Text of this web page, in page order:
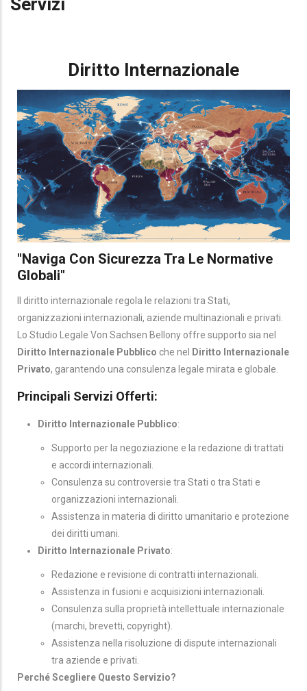
Servizi
Diritto Internazionale
"Naviga Con Sicurezza Tra Le Normative
Globali"
Il diritto internazionale regola le relazioni tra Stati,
organizzazioni internazionali, aziende multinazionali e privati.
Lo Studio Legale Von Sachsen Bellony offre supporto sia nel
Diritto Internazionale Pubblico che nel
Diritto Internazionale
Privato, garantendo una consulenza legale mirata e globale.
Principali Servizi Offerti:
Diritto Internazionale Pubblico:
Supporto per la negoziazione e la redazione di trattati
e accordi internazionali.
Consulenza su controversie tra Stati o tra Stati e
organizzazioni internazionali.
Assistenza in materia di diritto umanitario e protezione
dei diritti umani.
Diritto Internazionale Privato:
Redazione e revisione di contratti internazionali.
Assistenza in fusioni e acquisizioni internazionali.
Consulenza sulla proprietà intellettuale internazionale
(marchi, brevetti, copyright).
Assistenza nella risoluzione di dispute internazionali
tra aziende e privati.
Perché Scegliere Questo Servizio?